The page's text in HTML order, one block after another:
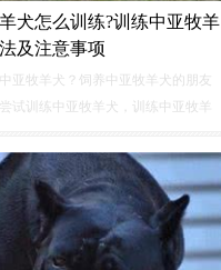
犬怎么训练?训练中亚牧羊
及注意事项
亚牧羊犬？饲养中亚牧羊犬的朋友
试训练中亚牧羊犬，训练中亚牧羊
重要的方法就是从小开始训练。下
带来训练方法及训练注意事项。